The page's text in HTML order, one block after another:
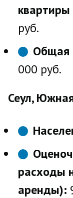
квартиры
руб.
Общая
000 руб.
Сеул,
расходы
аренды):